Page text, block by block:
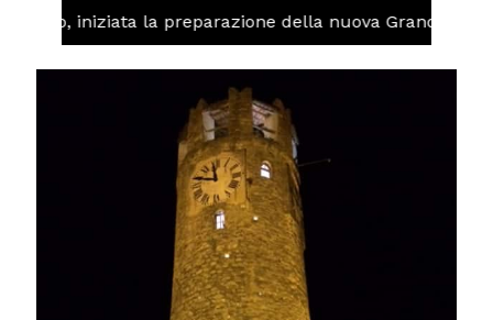
iniziata la preparazione della nuova Granda Volley